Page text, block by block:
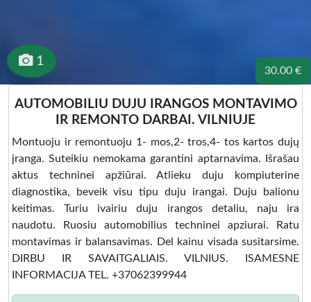
30.00 €
1
AUTOMOBILIU DUJU IRANGOS MONTAVIMO
IR REMONTO DARBAI. VILNIUJE
Montuoju ir remontuoju 1- mos,2- tros,4- tos kartos dujų
įranga. Suteikiu nemokama garantini aptarnavima. Išrašau
aktus techninei apžiūrai. Atlieku duju kompiuterine
diagnostika, beveik visu tipu duju irangai. Duju balionu
keitimas. Turiu ivairiu duju irangos detaliu, naju ira
naudotu. Ruosiu automobilius techninei apziurai. Ratu
montavimas ir balansavimas. Del kainu visada susitarsime.
DIRBU IR SAVAITGALIAIS. VILNIUS. ISAMESNE
INFORMACIJA TEL. +37062399944